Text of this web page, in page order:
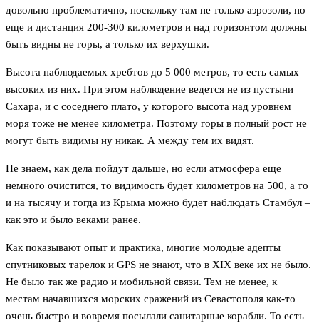
довольно проблематично, поскольку там не только аэрозоли, но
еще и дистанция 200-300 километров и над горизонтом должны
быть видны не горы, а только их верхушки.
Высота наблюдаемых хребтов до 5 000 метров, то есть самых
высоких из них. При этом наблюдение ведется не из пустыни
Сахара, и с соседнего плато, у которого высота над уровнем
моря тоже не менее километра. Поэтому горы в полный рост не
могут быть видимы ну никак. А между тем их видят.
Не знаем, как дела пойдут дальше, но если атмосфера еще
немного очистится, то видимость будет километров на 500, а то
и на тысячу и тогда из Крыма можно будет наблюдать Стамбул –
как это и было веками ранее.
Как показывают опыт и практика, многие молодые адепты
спутниковых тарелок и GPS не знают, что в XIX веке их не было.
Не было так же радио и мобильной связи. Тем не менее, к
местам начавшихся морских сражений из Севастополя как-то
очень быстро и вовремя посылали санитарные корабли. То есть